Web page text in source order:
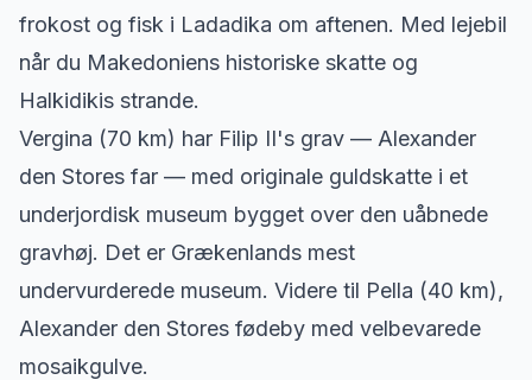
frokost og fisk i Ladadika om aftenen. Med lejebil
når du Makedoniens historiske skatte og
Halkidikis strande.
Vergina (70 km) har Filip II's grav — Alexander
den Stores far — med originale guldskatte i et
underjordisk museum bygget over den uåbnede
gravhøj. Det er Grækenlands mest
undervurderede museum. Videre til Pella (40 km),
Alexander den Stores fødeby med velbevarede
mosaikgulve.